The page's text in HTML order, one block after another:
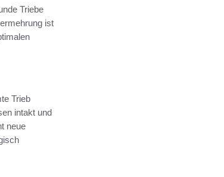
Triebe
ist
Trieb
intakt und
neue